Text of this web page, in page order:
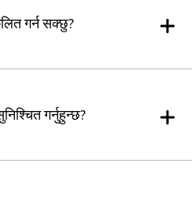
गर्न सक्छु?
गर्नुहुन्छ?